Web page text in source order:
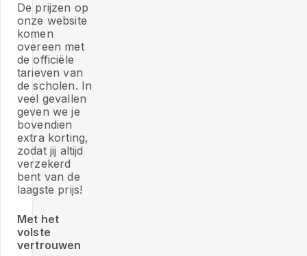
De prijzen op
onze website
komen
overeen met
de officiële
tarieven van
de scholen. In
veel gevallen
geven we je
bovendien
extra korting,
zodat jij altijd
verzekerd
bent van de
laagste prijs!
Met het
volste
vertrouwen